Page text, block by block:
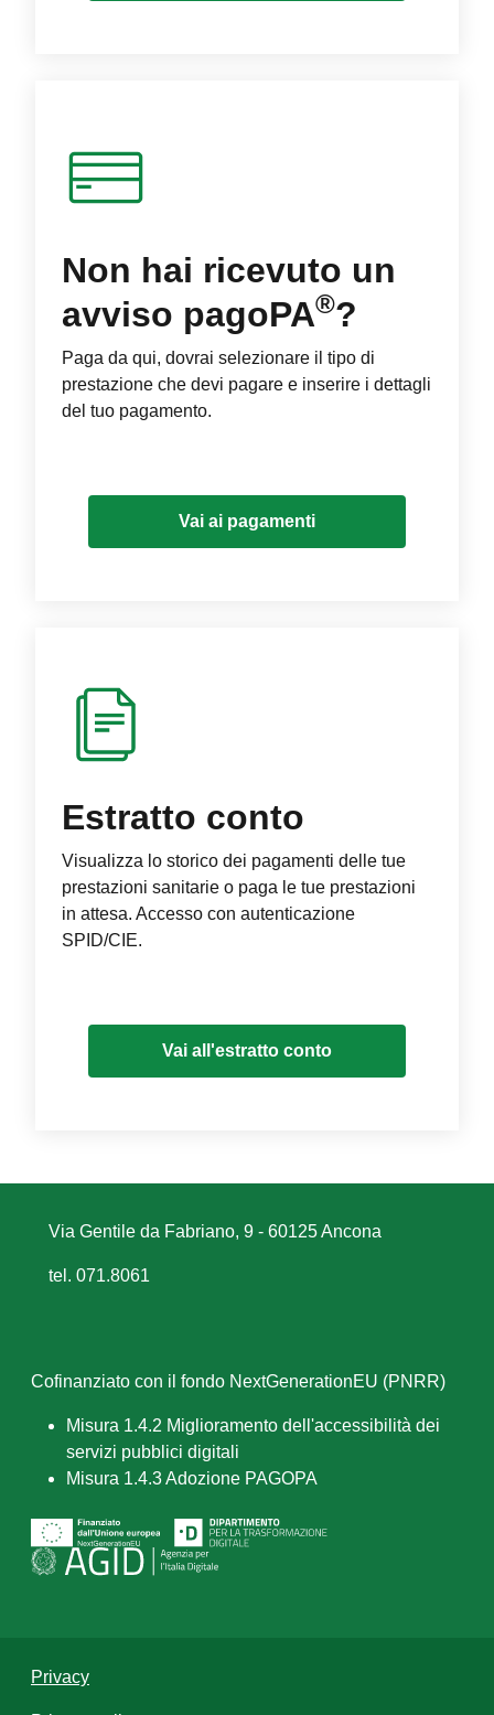
Non hai ricevuto un
avviso pagoPA®?
Paga da qui, dovrai selezionare il tipo di
prestazione che devi pagare e inserire i dettagli
del tuo pagamento.
Vai ai pagamenti
Estratto conto
Visualizza lo storico dei pagamenti delle tue
prestazioni sanitarie o paga le tue prestazioni
in attesa. Accesso con autenticazione
SPID/CIE.
Vai all'estratto conto
Via Gentile da Fabriano, 9 - 60125 Ancona
tel. 071.8061
Cofinanziato con il fondo NextGenerationEU (PNRR)
Misura 1.4.2 Miglioramento dell'accessibilità dei
servizi pubblici digitali
Misura 1.4.3 Adozione PAGOPA
Privacy